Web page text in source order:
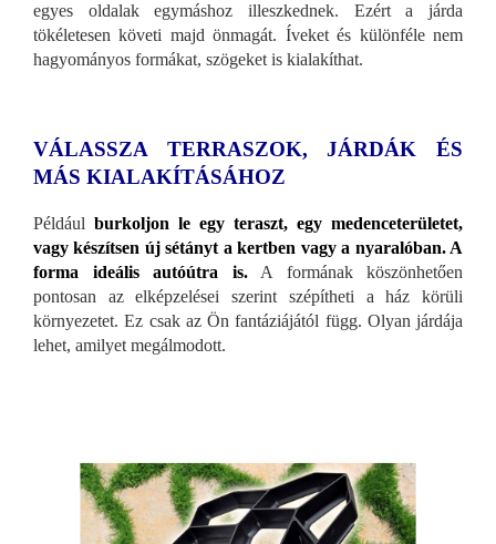
egyes oldalak egymáshoz illeszkednek. Ezért a járda
tökéletesen követi majd önmagát. Íveket és különféle nem
hagyományos formákat, szögeket is kialakíthat.
VÁLASSZA TERRASZOK, JÁRDÁK ÉS
MÁS KIALAKÍTÁSÁHOZ
Például burkoljon le egy teraszt, egy medenceterületet,
vagy készítsen új sétányt a kertben vagy a nyaralóban. A
forma ideális autóútra is.
A formának köszönhetően
pontosan az elképzelései szerint szépítheti a ház körüli
környezetet. Ez csak az Ön fantáziájától függ. Olyan járdája
lehet, amilyet megálmodott.